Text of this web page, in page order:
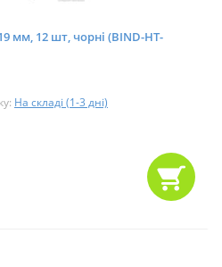
мм, 12 шт, чорні (BIND-HT-
На складі (1-3 дні)